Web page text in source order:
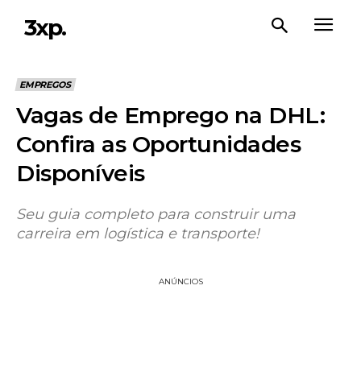
3xp.
EMPREGOS
Vagas de Emprego na DHL:
Confira as Oportunidades
Disponíveis
Seu guia completo para construir uma
carreira em logística e transporte!
ANÚNCIOS